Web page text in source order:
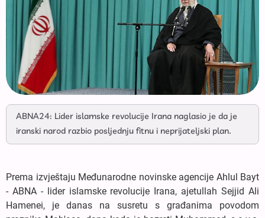
ABNA24: Lider islamske revolucije Irana naglasio je da je
iranski narod razbio posljednju fitnu i neprijateljski plan.
Prema izvještaju Međunarodne novinske agencije Ahlul Bayt
- ABNA - lider islamske revolucije Irana, ajetullah Sejjid Ali
Hamenei, je danas na susretu s građanima povodom